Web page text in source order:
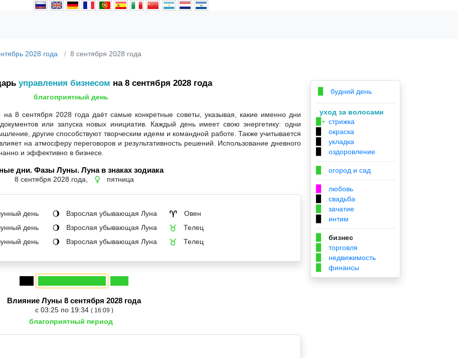
2028 года 8 сентября 2028 года
управления бизнесом на 8 сентября 2028 года
благоприятный день
8 сентября 2028 года даёт самые конкретные советы, указывая, какие именно дни
или запуска новых инициатив. Каждый день имеет свою энергетику: одни
другие способствуют творческим идеям и командной работе. Также учитывается
на атмосферу переговоров и результативность решений. Использование дневного
и эффективно в бизнесе.
дни. Фазы Луны. Луна в знаках зодиака
8 сентября 2028 года, ♀ пятница
день 🌖 Взрослая убывающая Луна ♈
Овен
день 🌖 Взрослая убывающая Луна ♉
Телец
день 🌖 Взрослая убывающая Луна ♉ Телец
Влияние Луны 8 сентября 2028 года
с 03:25 по 19:34 ( 16:09 )
благоприятный период
будний день
уход за волосами
▉+ стрижка
окраска
укладка
оздоровление
огород и сад
любовь
свадьба
зачатие
интим
бизнес
торговля
недвижимость
финансы